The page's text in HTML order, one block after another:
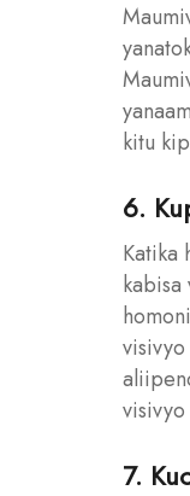
kitu
6.
Katika
kabisa
7.